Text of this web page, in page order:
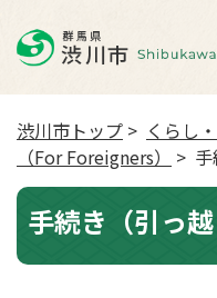
渋川市トップ > くらし
（For Foreigners）
> 手
手続き（引っ越